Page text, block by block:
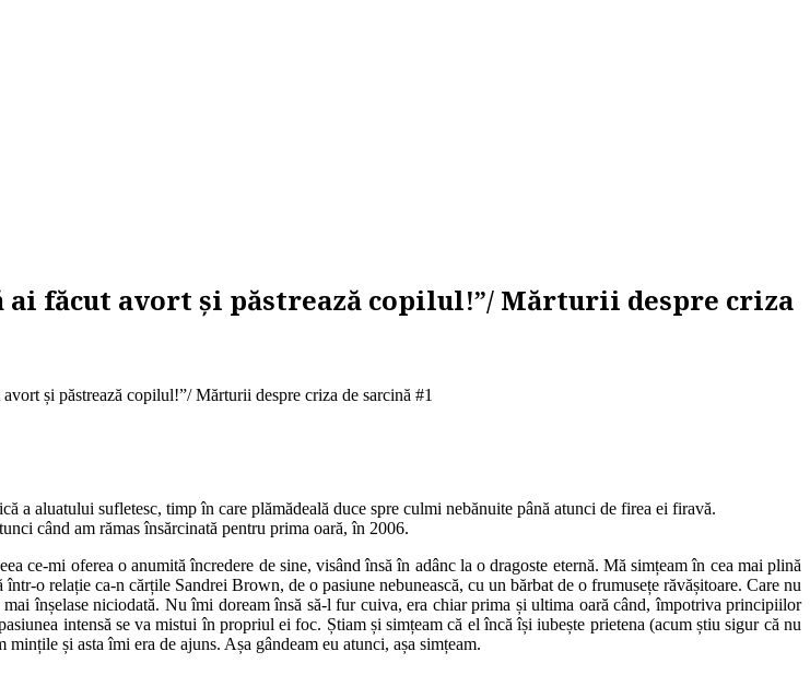
făcut avort și păstrează copilul!”/ Mărturii despre criza
și păstrează copilul!”/ Mărturii despre criza de sarcină #1
a aluatului sufletesc, timp în care plămădeală duce spre culmi nebănuite până atunci de firea ei firavă.
când am rămas însărcinată pentru prima oară, în 2006.
ce-mi oferea o anumită încredere de sine, visând însă în adânc la o dragoste eternă. Mă simțeam în cea mai plină
o relație ca-n cărțile Sandrei Brown, de o pasiune nebunească, cu un bărbat de o frumusețe răvășitoare. Care nu
înșelase niciodată. Nu îmi doream însă să-l fur cuiva, era chiar prima și ultima oară când, împotriva principiilor
intensă se va mistui în propriul ei foc. Știam și simțeam că el încă își iubește prietena (acum știu sigur că nu
și asta îmi era de ajuns. Așa gândeam eu atunci, așa simțeam.